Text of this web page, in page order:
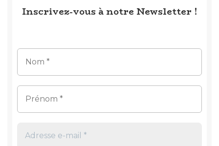
Inscrivez-vous à notre Newsletter !